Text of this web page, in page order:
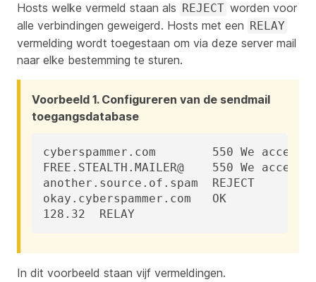
Hosts welke vermeld staan als REJECT worden voor
alle verbindingen geweigerd. Hosts met een RELAY
vermelding wordt toegestaan om via deze server mail
naar elke bestemming te sturen.
Voorbeeld 1. Configureren van de sendmail
toegangsdatabase
cyberspammer.com	550 We accepteren geen mail van spammers
FREE.STEALTH.MAILER@	550 We accepteren geen mail van spammers
another.source.of.spam	REJECT
okay.cyberspammer.com	OK
128.32	RELAY
In dit voorbeeld staan vijf vermeldingen.